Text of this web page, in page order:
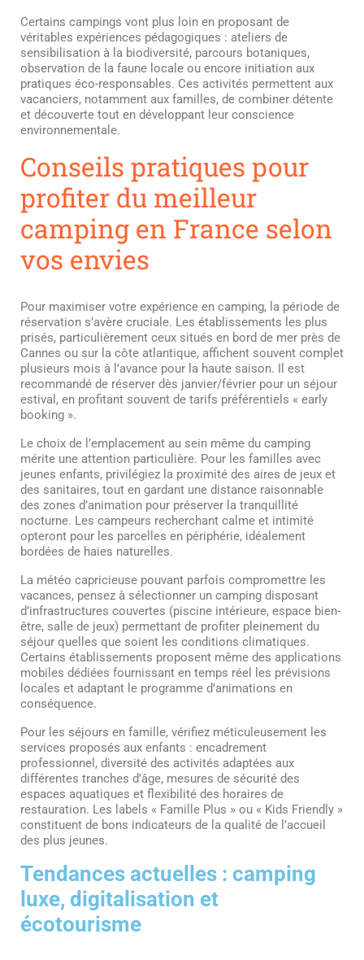
Certains campings vont plus loin en proposant de
véritables expériences pédagogiques : ateliers de
sensibilisation à la biodiversité, parcours botaniques,
observation de la faune locale ou encore initiation aux
pratiques éco-responsables. Ces activités permettent aux
vacanciers, notamment aux familles, de combiner détente
et découverte tout en développant leur conscience
environnementale.
Conseils pratiques pour
profiter du meilleur
camping en France selon
vos envies
Pour maximiser votre expérience en camping, la période de
réservation s’avère cruciale. Les établissements les plus
prisés, particulièrement ceux situés en bord de mer près de
Cannes ou sur la côte atlantique, affichent souvent complet
plusieurs mois à l’avance pour la haute saison. Il est
recommandé de réserver dès janvier/février pour un séjour
estival, en profitant souvent de tarifs préférentiels « early
booking ».
Le choix de l’emplacement au sein même du camping
mérite une attention particulière. Pour les familles avec
jeunes enfants, privilégiez la proximité des aires de jeux et
des sanitaires, tout en gardant une distance raisonnable
des zones d’animation pour préserver la tranquillité
nocturne. Les campeurs recherchant calme et intimité
opteront pour les parcelles en périphérie, idéalement
bordées de haies naturelles.
La météo capricieuse pouvant parfois compromettre les
vacances, pensez à sélectionner un camping disposant
d’infrastructures couvertes (piscine intérieure, espace bien-
être, salle de jeux) permettant de profiter pleinement du
séjour quelles que soient les conditions climatiques.
Certains établissements proposent même des applications
mobiles dédiées fournissant en temps réel les prévisions
locales et adaptant le programme d’animations en
conséquence.
Pour les séjours en famille, vérifiez méticuleusement les
services proposés aux enfants : encadrement
professionnel, diversité des activités adaptées aux
différentes tranches d’âge, mesures de sécurité des
espaces aquatiques et flexibilité des horaires de
restauration. Les labels « Famille Plus » ou « Kids Friendly »
constituent de bons indicateurs de la qualité de l’accueil
des plus jeunes.
Tendances actuelles : camping
luxe, digitalisation et
écotourisme